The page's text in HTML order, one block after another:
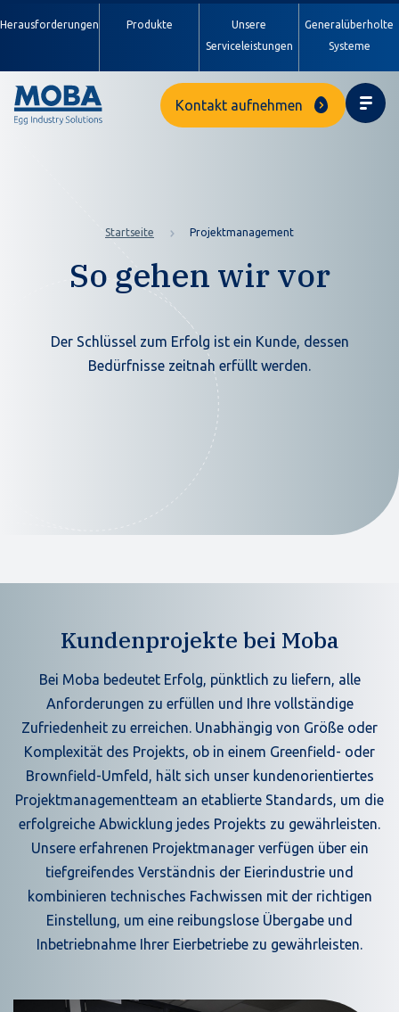
Herausforderungen Produkte
Unsere
Serviceleistungen
Generalüberholte
Systeme
Kontakt aufnehmen
Startseite Projektmanagement
So gehen wir vor
Der Schlüssel zum Erfolg ist ein Kunde, dessen
Bedürfnisse zeitnah erfüllt werden.
Kundenprojekte bei Moba
Bei Moba bedeutet Erfolg, pünktlich zu liefern, alle
Anforderungen zu erfüllen und Ihre vollständige
Zufriedenheit zu erreichen. Unabhängig von Größe oder
Komplexität des Projekts, ob in einem Greenfield- oder
Brownfield-Umfeld, hält sich unser kundenorientiertes
Projektmanagementteam an etablierte Standards, um die
erfolgreiche Abwicklung jedes Projekts zu gewährleisten.
Unsere erfahrenen Projektmanager verfügen über ein
tiefgreifendes Verständnis der Eierindustrie und
kombinieren technisches Fachwissen mit der richtigen
Einstellung, um eine reibungslose Übergabe und
Inbetriebnahme Ihrer Eierbetriebe zu gewährleisten.